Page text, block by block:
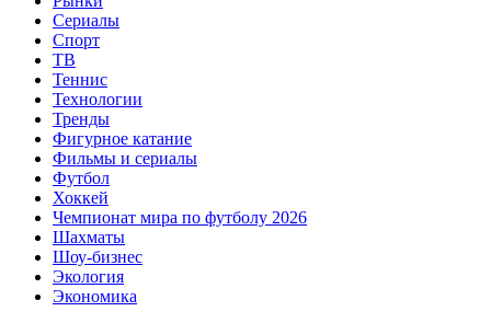
Сериалы
Спорт
ТВ
Теннис
Технологии
Тренды
Фигурное катание
Фильмы и сериалы
Футбол
Хоккей
Чемпионат мира по футболу 2026
Шахматы
Шоу-бизнес
Экология
Экономика